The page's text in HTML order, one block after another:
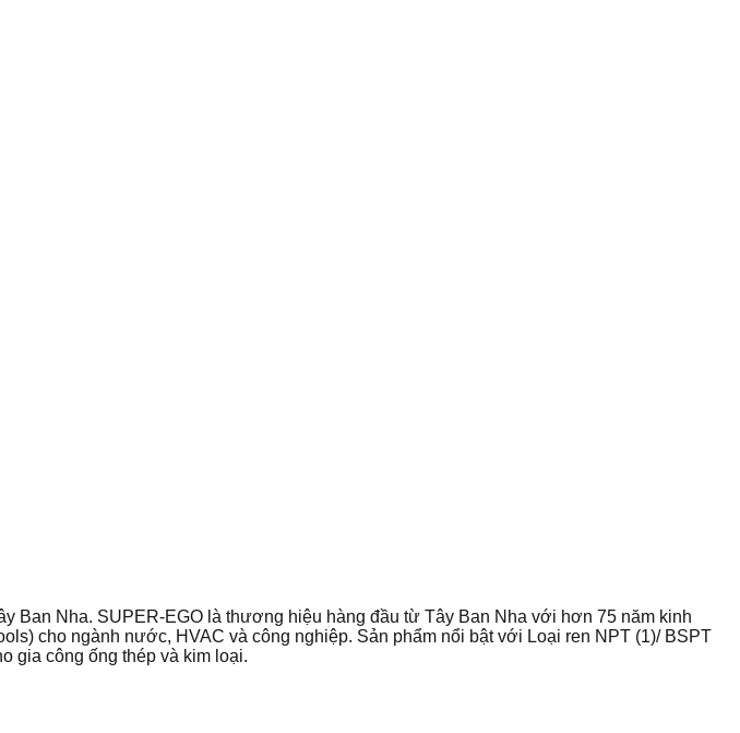
Ban Nha. SUPER-EGO là thương hiệu hàng đầu từ Tây Ban Nha với hơn 75 năm kinh
cho ngành nước, HVAC và công nghiệp. Sản phẩm nổi bật với Loại ren NPT (1)/ BSPT
gia công ống thép và kim loại.